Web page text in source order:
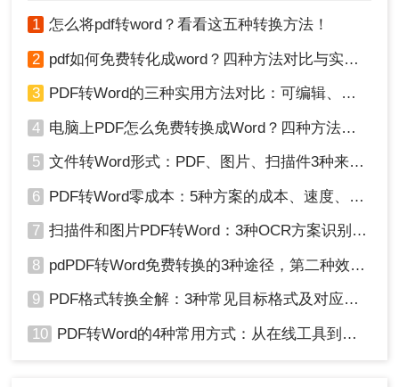
优点：支持批量转换、功能丰富，转换效果好，速
度快
总结起来，将电脑中的PDF文件转换成Word格式是
一项相对简单的任务，只需要选择合适的工具并按
帮助！
1 怎么将pdf转word？看看这五种转换方法！
2 pdf如何免费转化成word？四种方法对比与实操指南（附详细表格）
3 PDF转Word的三种实用方法对比：可编辑、保格式、避风险！
4 电脑上PDF怎么免费转换成Word？四种方法对比与实操指南（附详细表格）!
5 文件转Word形式：PDF、图片、扫描件3种来源分别怎么处理！
6 PDF转Word零成本：5种方案的成本、速度、精度对比！
7 扫描件和图片PDF转Word：3种OCR方案识别率实测！
8 pdPDF转Word免费转换的3种途径，第二种效率最高！
9 PDF格式转换全解：3种常见目标格式及对应操作方法！
10 PDF转Word的4种常用方式：从在线工具到桌面软件全梳理！